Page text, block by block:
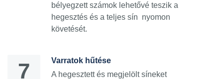
bélyegzett számok lehetővé teszik a
hegesztés és a teljes sín nyomon
követését.
Varratok hűtése
A hegesztett és megjelölt síneket